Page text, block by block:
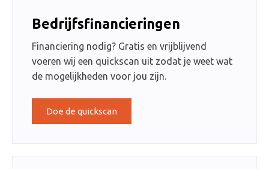
Bedrijfsfinancieringen
Financiering nodig? Gratis en vrijblijvend
voeren wij een quickscan uit zodat je weet wat
de mogelijkheden voor jou zijn.
Doe de quickscan